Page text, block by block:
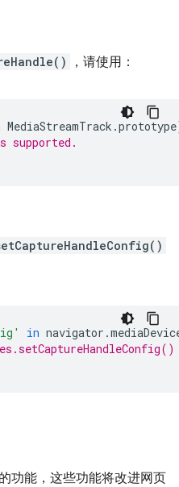
，请使用：
MediaStreamTrack .prototype
supported.
in navigator .
功能，这些功能将改进网页